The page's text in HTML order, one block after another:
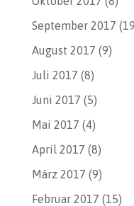
September 2017
August 2017 (9)
Juli 2017 (8)
Juni 2017 (5)
Mai 2017 (4)
April 2017 (8)
März 2017 (9)
Februar 2017 (15)